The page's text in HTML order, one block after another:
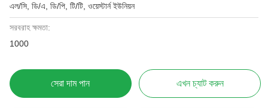
এল/সি, ডি/এ, ডি/পি, টি/টি, ওয়েস্টার্ন ইউনিয়ন
সরবরাহ ক্ষমতা:
1000
সেরা দাম পান এখন চ্যাট করুন